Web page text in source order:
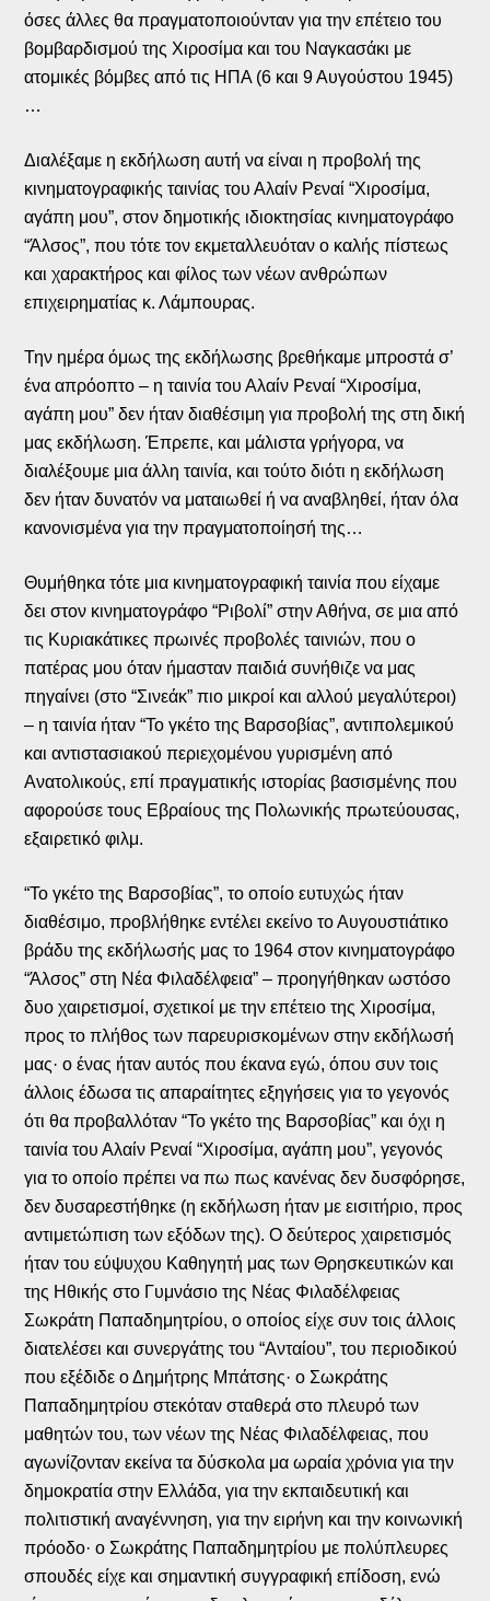
όσες άλλες θα πραγματοποιούνταν για την επέτειο του
βομβαρδισμού της Χιροσίμα και του Ναγκασάκι με
ατομικές βόμβες από τις ΗΠΑ (6 και 9 Αυγούστου 1945)
…
Διαλέξαμε η εκδήλωση αυτή να είναι η προβολή της
κινηματογραφικής ταινίας του Αλαίν Ρεναί “Χιροσίμα,
αγάπη μου”, στον δημοτικής ιδιοκτησίας κινηματογράφο
“Άλσος”, που τότε τον εκμεταλλευόταν ο καλής πίστεως
και χαρακτήρος και φίλος των νέων ανθρώπων
επιχειρηματίας κ. Λάμπουρας.
Την ημέρα όμως της εκδήλωσης βρεθήκαμε μπροστά σ’
ένα απρόοπτο – η ταινία του Αλαίν Ρεναί “Χιροσίμα,
αγάπη μου” δεν ήταν διαθέσιμη για προβολή της στη δική
μας εκδήλωση. Έπρεπε, και μάλιστα γρήγορα, να
διαλέξουμε μια άλλη ταινία, και τούτο διότι η εκδήλωση
δεν ήταν δυνατόν να ματαιωθεί ή να αναβληθεί, ήταν όλα
κανονισμένα για την πραγματοποίησή της…
Θυμήθηκα τότε μια κινηματογραφική ταινία που είχαμε
δει στον κινηματογράφο “Ριβολί” στην Αθήνα, σε μια από
τις Κυριακάτικες πρωινές προβολές ταινιών, που ο
πατέρας μου όταν ήμασταν παιδιά συνήθιζε να μας
πηγαίνει (στο “Σινεάκ” πιο μικροί και αλλού μεγαλύτεροι)
– η ταινία ήταν “Το γκέτο της Βαρσοβίας”, αντιπολεμικού
και αντιστασιακού περιεχομένου γυρισμένη από
Ανατολικούς, επί πραγματικής ιστορίας βασισμένης που
αφορούσε τους Εβραίους της Πολωνικής πρωτεύουσας,
εξαιρετικό φιλμ.
“Το γκέτο της Βαρσοβίας”, το οποίο ευτυχώς ήταν
διαθέσιμο, προβλήθηκε εντέλει εκείνο το Αυγουστιάτικο
βράδυ της εκδήλωσής μας το 1964 στον κινηματογράφο
“Άλσος” στη Νέα Φιλαδέλφεια” – προηγήθηκαν ωστόσο
δυο χαιρετισμοί, σχετικοί με την επέτειο της Χιροσίμα,
προς το πλήθος των παρευρισκομένων στην εκδήλωσή
μας· ο ένας ήταν αυτός που έκανα εγώ, όπου συν τοις
άλλοις έδωσα τις απαραίτητες εξηγήσεις για το γεγονός
ότι θα προβαλλόταν “Το γκέτο της Βαρσοβίας” και όχι η
ταινία του Αλαίν Ρεναί “Χιροσίμα, αγάπη μου”, γεγονός
για το οποίο πρέπει να πω πως κανένας δεν δυσφόρησε,
δεν δυσαρεστήθηκε (η εκδήλωση ήταν με εισιτήριο, προς
αντιμετώπιση των εξόδων της). Ο δεύτερος χαιρετισμός
ήταν του εύψυχου Καθηγητή μας των Θρησκευτικών και
της Ηθικής στο Γυμνάσιο της Νέας Φιλαδέλφειας
Σωκράτη Παπαδημητρίου, ο οποίος είχε συν τοις άλλοις
διατελέσει και συνεργάτης του “Ανταίου”, του περιοδικού
που εξέδιδε ο Δημήτρης Μπάτσης· ο Σωκράτης
Παπαδημητρίου στεκόταν σταθερά στο πλευρό των
μαθητών του, των νέων της Νέας Φιλαδέλφειας, που
αγωνίζονταν εκείνα τα δύσκολα μα ωραία χρόνια για την
δημοκρατία στην Ελλάδα, για την εκπαιδευτική και
πολιτιστική αναγέννηση, για την ειρήνη και την κοινωνική
πρόοδο· ο Σωκράτης Παπαδημητρίου με πολύπλευρες
σπουδές είχε και σημαντική συγγραφική επίδοση, ενώ